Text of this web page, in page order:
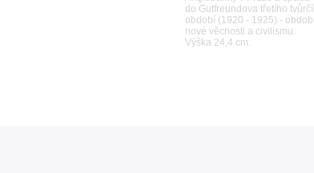
do Gutfreundova třetího
období (1920 - 1925) - období
nové věcnosti a civilismu.
Výška 24,4 cm.